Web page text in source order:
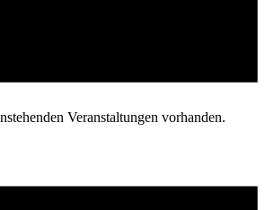
Veranstaltungen vorhanden.